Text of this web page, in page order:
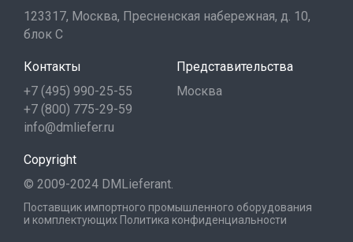
123317, Москва, Пресненская набережная, д. 10,
блок С
Контакты
+7 (495) 990-25-55
+7 (800) 775-29-59
info@dmliefer.ru
Представительства
Москва
Copyright
© 2009-2024 DMLieferant.
Поставщик импортного промышленного оборудования
и комплектующих Политика конфиденциальности